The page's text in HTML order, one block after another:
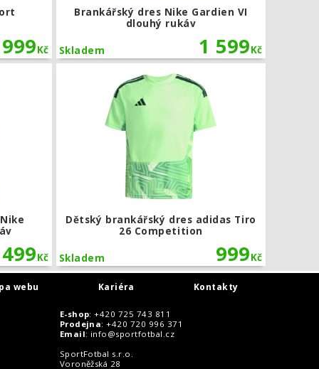
999Kč
Brankářský dres Nike Gardien VI
dlouhý rukáv
1 599Kč
Skladem
Kč
Dětský brankářský dres adidas Tiro
26 Competition
999Kč
Skladem
webu Kariéra Kontakty
E-shop: +420 725 743 811
Prodejna: +420 720 996 371
Email: info@sportfotbal.cz
SportFotbal s.r.o.
Voroněžská 28